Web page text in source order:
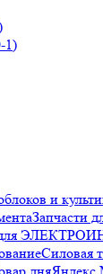
и
Запчасти
для
Силовая